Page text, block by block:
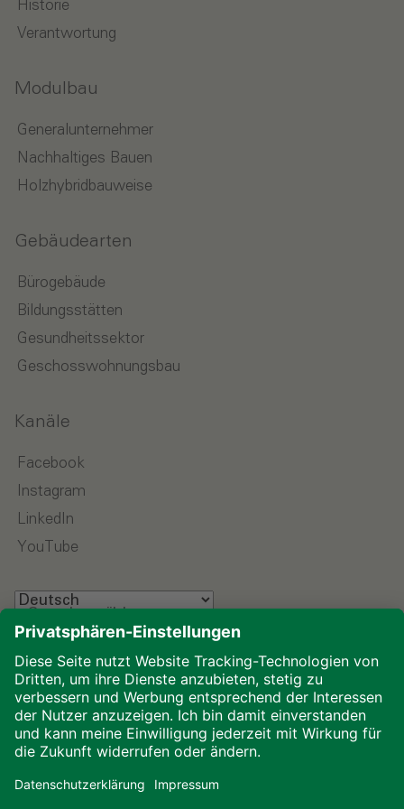
Historie
Verantwortung
Modulbau
Generalunternehmer
Nachhaltiges Bauen
Holzhybridbauweise
Gebäudearten
Bürogebäude
Bildungsstätten
Gesundheitssektor
Geschosswohnungsbau
Kanäle
Facebook
Instagram
LinkedIn
YouTube
Impressum
Datenschutz